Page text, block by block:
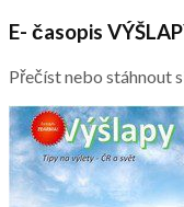
E- časopis
Přečíst nebo stáhnout